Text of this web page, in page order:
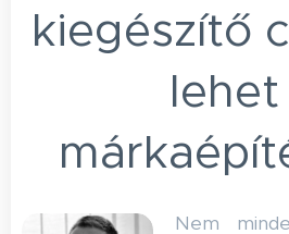
kiegészítő
lehet
Nem